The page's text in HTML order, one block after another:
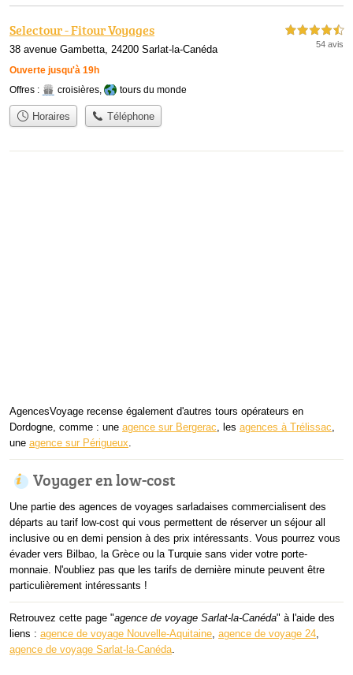
Selectour - Fitour Voyages
38 avenue Gambetta, 24200 Sarlat-la-Canéda
Ouverte jusqu'à 19h
4,5 étoiles sur 5
54 avis
Offres : croisières tours du monde
Horaires Téléphone
AgencesVoyage recense également d'autres tours opérateurs en
Dordogne, comme : une agence sur Bergerac, les agences à Trélissac,
une agence sur Périgueux.
Voyager en low-cost
Une partie des agences de voyages sarladaises commercialisent des
départs au tarif low-cost qui vous permettent de réserver un séjour all
inclusive ou en demi pension à des prix intéressants. Vous pourrez vous
évader vers Bilbao, la Grèce ou la Turquie sans vider votre porte-
monnaie. N'oubliez pas que les tarifs de dernière minute peuvent être
particulièrement intéressants !
Retrouvez cette page "agence de voyage Sarlat-la-Canéda" à l'aide des
liens : agence de voyage Nouvelle-Aquitaine, agence de voyage 24,
agence de voyage Sarlat-la-Canéda.